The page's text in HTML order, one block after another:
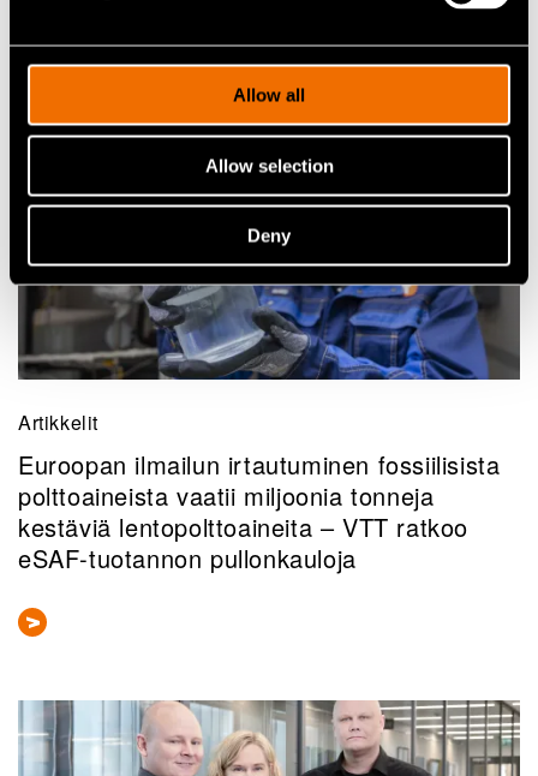
Allow all
Allow selection
Deny
Lisää uutisia ja tarinoita
Artikkelit
Euroopan ilmailun irtautuminen fossiilisista
polttoaineista vaatii miljoonia tonneja
kestäviä lentopolttoaineita – VTT ratkoo
eSAF-tuotannon pullonkauloja